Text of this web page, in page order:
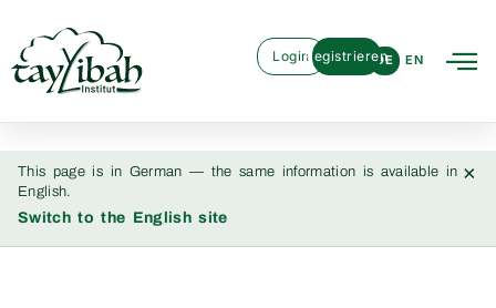
DE EN
LoginRegistrieren
This page is in German — the same information is available in
English.
Switch to the English site
×